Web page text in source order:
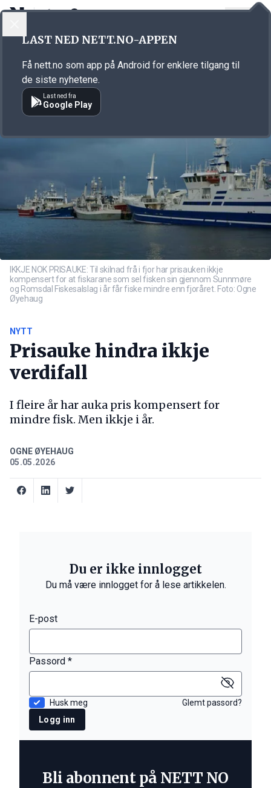
Annonsørinnhold
IKKJE NOK PRISAUKE: Til skilnad frå i fjor har prisauken ikkje
kompensert for at fiskarane som sel fisken sin gjennom Sunnmøre
og Romsdal Fiskesalslag i år får fiske mindre enn fjoråret. Foto: Ogne
Øyehaug
NYTT
Prisauke hindra ikkje
verdifall
I fleire år har auka pris kompensert for
mindre fisk. Men ikkje i år.
OGNE ØYEHAUG
05.05.2026
Du er ikke innlogget
Du må være innlogget for å lese artikkelen.
E-post
Passord *
Husk meg
Glemt passord?
Logg inn
Bli abonnent på NETT NO
LAST NED NETT.NO-APPEN
Få nett.no som app på Android for enklere tilgang til
de siste nyhetene.
Last ned fra
Google Play